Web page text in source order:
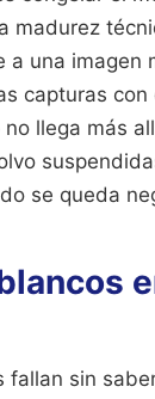
madurez
una imagen
capturas
llega más
se queda
sin